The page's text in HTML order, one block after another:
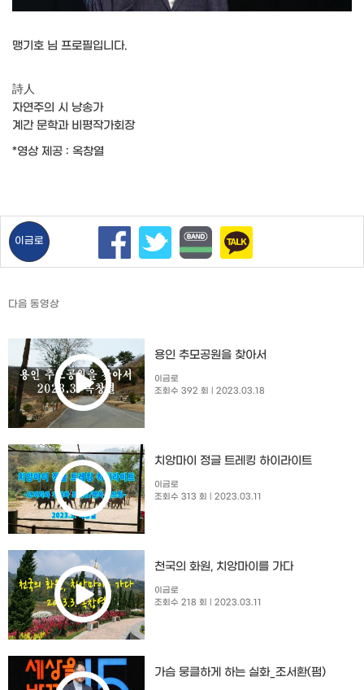
맹기호 님 프로필입니다.
詩人
자연주의 시 낭송가
계간 문학과 비평작가회장
*영상 제공 : 옥창열
이금로
다음 동영상
용인 추모공원을 찾아서
이금로
조회수 392 회
| 2023.03.18
치앙마이 정글 트레킹 하이라이트
이금로
조회수 313 회
| 2023.03.11
천국의 화원, 치앙마이를 가다
이금로
조회수 218 회
| 2023.03.11
가슴 뭉클하게 하는 실화_조서환(펌)